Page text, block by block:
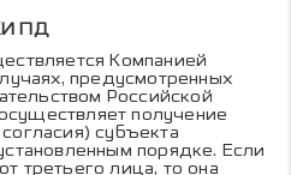
ПД
Компанией
предусмотренных
Российской
получение
субъекта
порядке. Если
третьего лица, то она